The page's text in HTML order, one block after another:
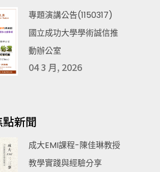
專題演講公告(1150317)
國立成功大學學術誠信推
動辦公室
04 3 月, 2026
新聞
成大EMI課程-陳佳琳教授
教學實踐與經驗分享